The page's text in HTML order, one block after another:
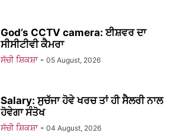
God’s CCTV camera: ਈਸ਼ਵਰ ਦਾ
ਸੀਸੀਟੀਵੀ ਕੈਮਰਾ
ਸੱਚੀ ਸ਼ਿਕਸ਼ਾ - 05 August, 2026
Salary: ਸੁਚੱਜਾ ਹੋਵੇ ਖਰਚ ਤਾਂ ਹੀ ਸੈਲਰੀ ਨਾਲ
ਹੋਵੇਗਾ ਸੰਤੋਖ
ਸੱਚੀ ਸ਼ਿਕਸ਼ਾ - 04 August, 2026